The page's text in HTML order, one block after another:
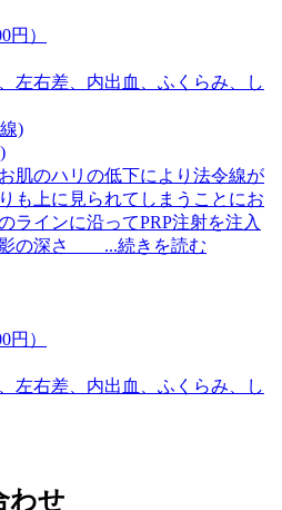
円）
左右差、内出血、ふくらみ、し
肌のハリの低下により法令線が
も上に見られてしまうことにお
ラインに沿ってPRP注射を注入
影の深さ ...続きを読む
円）
左右差、内出血、ふくらみ、し
わせ